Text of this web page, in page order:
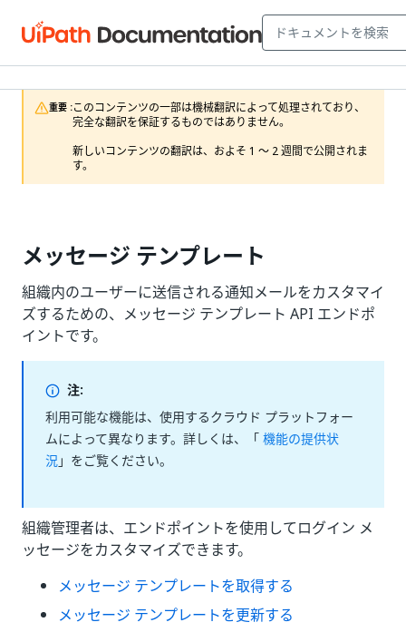
重要 :このコンテンツの一部は機械翻訳によって処理されており、
完全な翻訳を保証するものではありません。
新しいコンテンツの翻訳は、およそ 1 ～ 2 週間で公開されま
す。
メッセージ テンプレート
組織内のユーザーに送信される通知メールをカスタマイ
ズするための、メッセージ テンプレート API エンドポ
イントです。
注:
利用可能な機能は、使用するクラウド プラットフォー
ムによって異なります。詳しくは、「機能の提供状
況」をご覧ください。
組織管理者は、エンドポイントを使用してログイン メ
ッセージをカスタマイズできます。
メッセージ テンプレートを取得する
メッセージ テンプレートを更新する